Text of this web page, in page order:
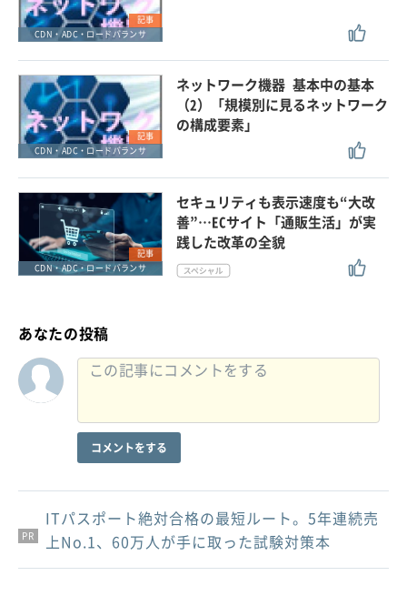
記事
CDN・ADC・ロードバランサ
記事
CDN・ADC・ロードバランサ
ネットワーク機器 基本中の基本
（2）「規模別に見るネットワーク
の構成要素」
記事
CDN・ADC・ロードバランサ
セキュリティも表示速度も“大改
善”…ECサイト「通販生活」が実
践した改革の全貌
あなたの投稿
コメントをする
PR
PR
PR
ITパスポート絶対合格の最短ルート。5年連続売
上No.1、60万人が手に取った試験対策本